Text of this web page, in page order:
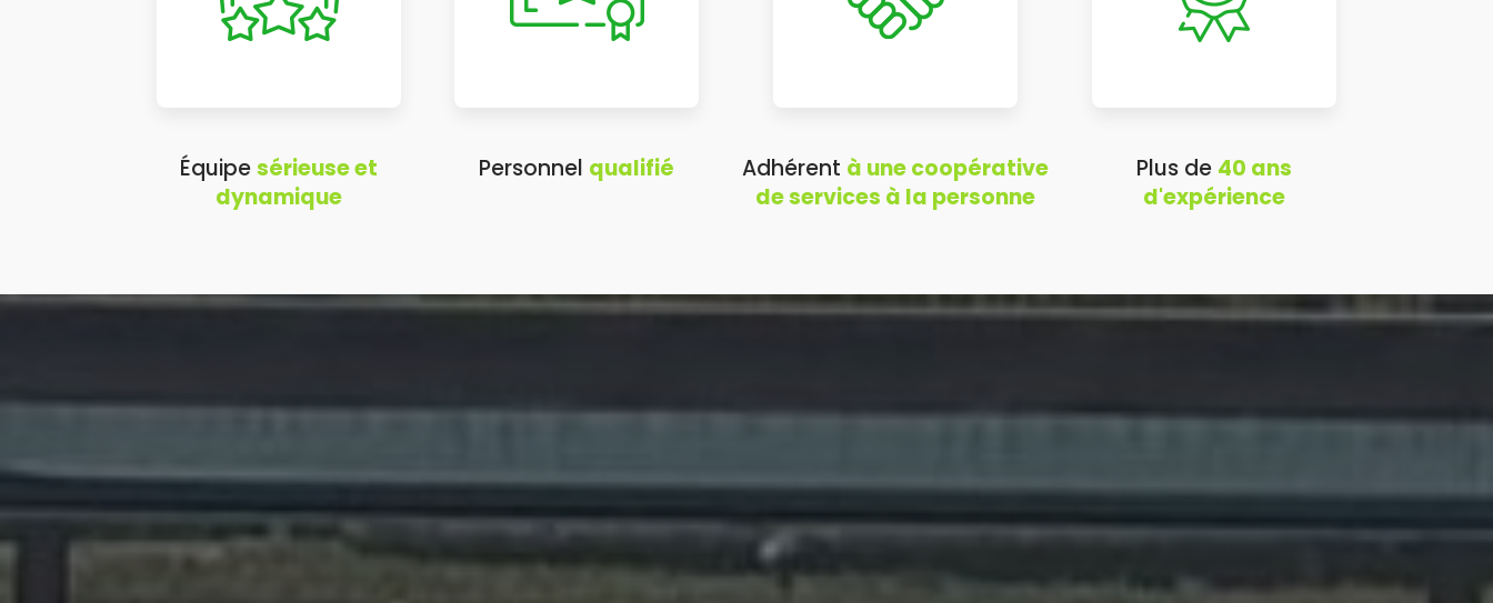
Équipesérieuse et
dynamique
Personnel qualifié Adhérent à une coopérative
de services à la personne
Plus de 40 ans
d'expérience